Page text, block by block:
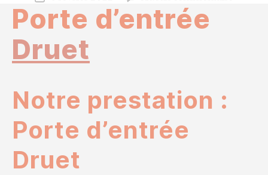
l’article
Porte d’entrée
Druet
Notre prestation :
Porte d’entrée
Druet